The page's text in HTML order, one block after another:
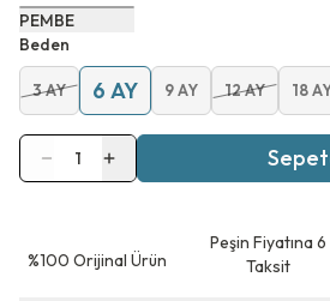
PEMBE
Beden
3 AY 6 AY 9 AY 12 AY 18
1
⁠%100 Orijinal Ürün
Peşin Fiyatına 6
Taksit